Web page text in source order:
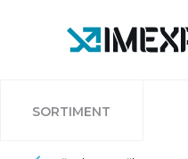
SORTIMENT